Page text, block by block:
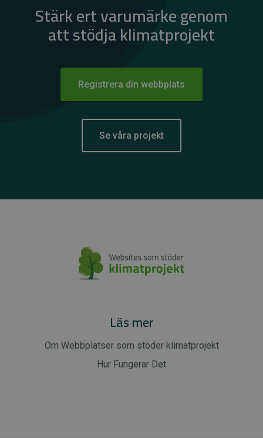
Stärk ert varumärke genom
att stödja klimatprojekt
Registrera din webbplats
Se våra projekt
Läs mer
Om Webbplatser som stöder klimatprojekt
Hur Fungerar Det